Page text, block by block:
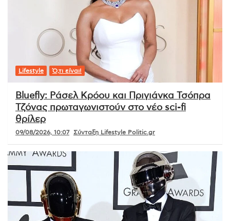
Lifestyle Ό,τι είναι!
Bluefly: Ράσελ Κρόου και Πριγιάνκα Τσόπρα
Τζόνας πρωταγωνιστούν στο νέο sci-fi
θρίλερ
09/08/2026, 10:07 Σύνταξη Lifestyle Politic.gr